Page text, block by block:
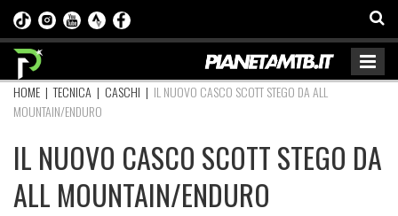
HOME |TECNICA | CASCHI | IL NUOVO CASCO SCOTT STEGO DA ALL
MOUNTAIN/ENDURO
IL NUOVO CASCO SCOTT STEGO DA
ALL MOUNTAIN/ENDURO